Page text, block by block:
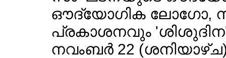
ഔദ്യോഗിക ലോഗോ,
പ്രകാശനവും
നവംബര്‍ 22 (ശനിയാഴ്ച)